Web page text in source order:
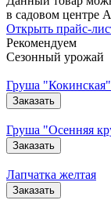
в садовом центре
Открыть прайс-
Рекомендуем
Сезонный урожай
Груша "Кокинская"
Заказать
Груша "Осенняя
Заказать
Лапчатка желтая
Заказать